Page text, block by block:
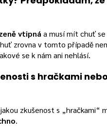
vtipná a musí mít chuť
zrovna v tomto případě
se k nám ani nehlásí.
s hračkami
zkušenost s „hračkami“
.